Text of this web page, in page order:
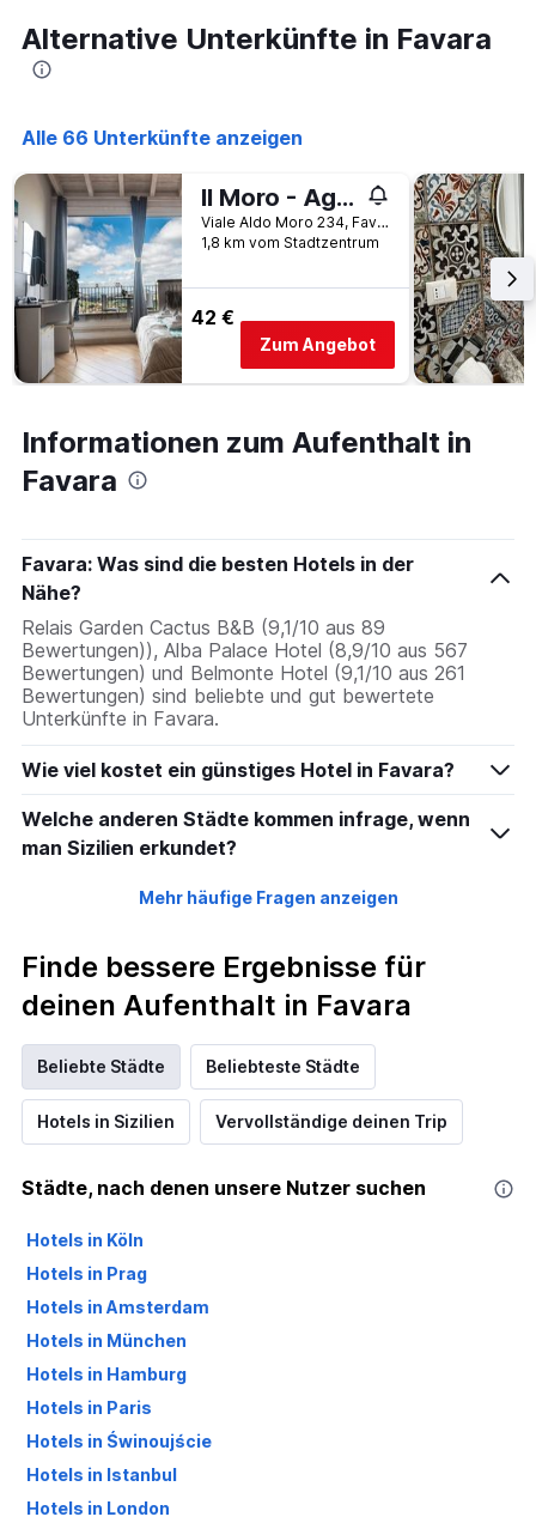
Zimmerpreis
an
diesem
der
in
den
letzten
3
Tagen
gefunden
wurde.
Alternative Unterkünfte in Favara
Alle 66 Unterkünfte anzeigen
Il Moro - Agrigento Luxury Rooms
Viale Aldo Moro 234, Favara, Sizilien, Italien
1,8 km vom Stadtzentrum
42 €
Zum Angebot
Informationen zum Aufenthalt in
Favara
Favara: Was sind die besten Hotels in der
Nähe?
Relais Garden Cactus B&B (9,1/10 aus 89
Bewertungen)), Alba Palace Hotel (8,9/10 aus 567
Bewertungen) und Belmonte Hotel (9,1/10 aus 261
Bewertungen) sind beliebte und gut bewertete
Unterkünfte in Favara.
Wie viel kostet ein günstiges Hotel in Favara?
Welche anderen Städte kommen infrage, wenn
man Sizilien erkundet?
Mehr häufige Fragen anzeigen
Finde bessere Ergebnisse für
deinen Aufenthalt in Favara
Beliebte Städte Beliebteste Städte
Hotels in Sizilien Vervollständige deinen Trip
Städte, nach denen unsere Nutzer suchen
Hotels in Köln
Hotels in Prag
Hotels in Amsterdam
Hotels in München
Hotels in Hamburg
Hotels in Paris
Hotels in Świnoujście
Hotels in Istanbul
Hotels in London